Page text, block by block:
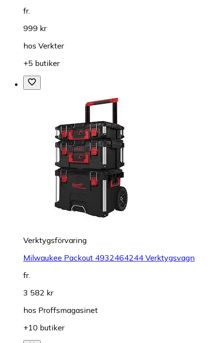
fr.
999 kr
hos Verkter
+5 butiker
Verktygsförvaring
Milwaukee Packout 4932464244 Verktygsvagn
fr.
3 582 kr
hos Proffsmagasinet
+10 butiker